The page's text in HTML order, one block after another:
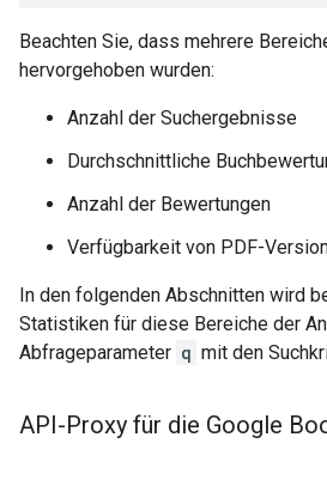
Beachten Sie, dass mehrere
hervorgehoben wurden:
Anzahl der Suchergebnisse
Durchschnittliche
Anzahl der Bewertungen
Verfügbarkeit von PDF-
In den folgenden Abschnitten wird
Statistiken für diese Bereiche der
Abfrageparameter q mit den
API-Proxy für die Google